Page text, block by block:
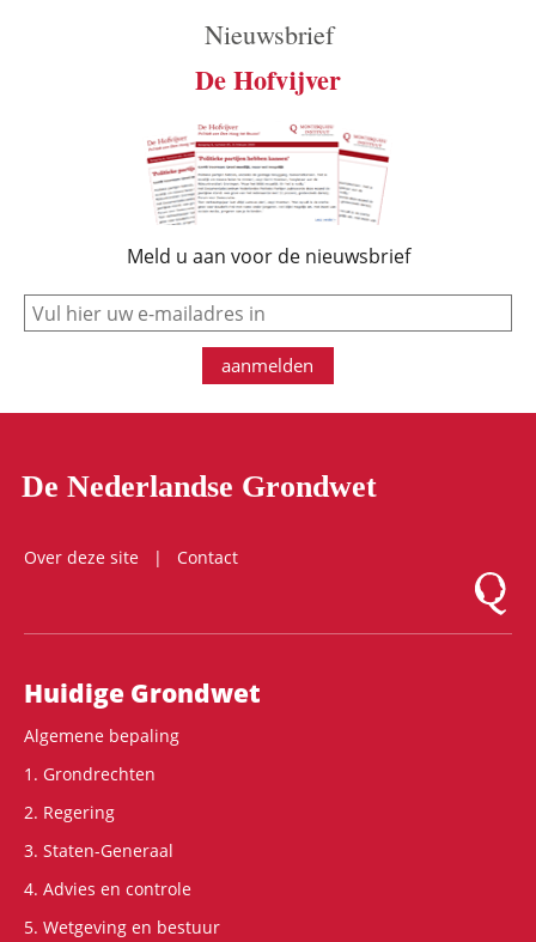
Nieuwsbrief
De Hofvijver
Meld u aan voor de nieuwsbrief
e-mail
aanmelden
De Nederlandse Grondwet
Over deze site
Contact
Logo
Hoofdnavigatie
Huidige Grondwet
Algemene bepaling
1. Grondrechten
2. Regering
3. Staten-Generaal
4. Advies en controle
5. Wetgeving en bestuur